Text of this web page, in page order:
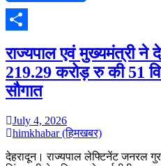
राज्यपाल एवं मुख्यमंत्री ने
219.29 करोड़ रु की 51
सौगात
July 4, 2026
himkhabar (हिमखबर)
देहरादून। राज्यपाल लेफ्टिनेंट जनरल